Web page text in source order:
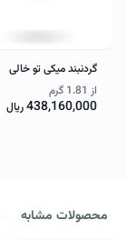
گردنبند میکی تو خالی
از 1.81 گرم
438,160,000ریال
محصولات مشابه